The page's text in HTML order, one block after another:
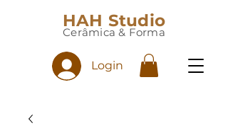
HAH Studio
Cerâmica & Forma
Login